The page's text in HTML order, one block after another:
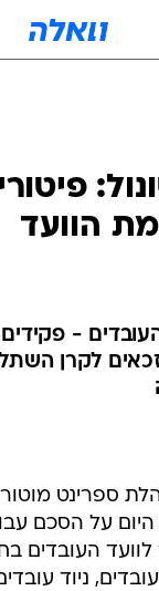
הוועד
- פקידים
לקרן
ספרינט
על הסכם
העובדים
ניוד